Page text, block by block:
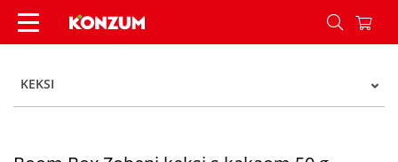
Boom box keks zobeni kakao 50g - Konzum
KEKSI